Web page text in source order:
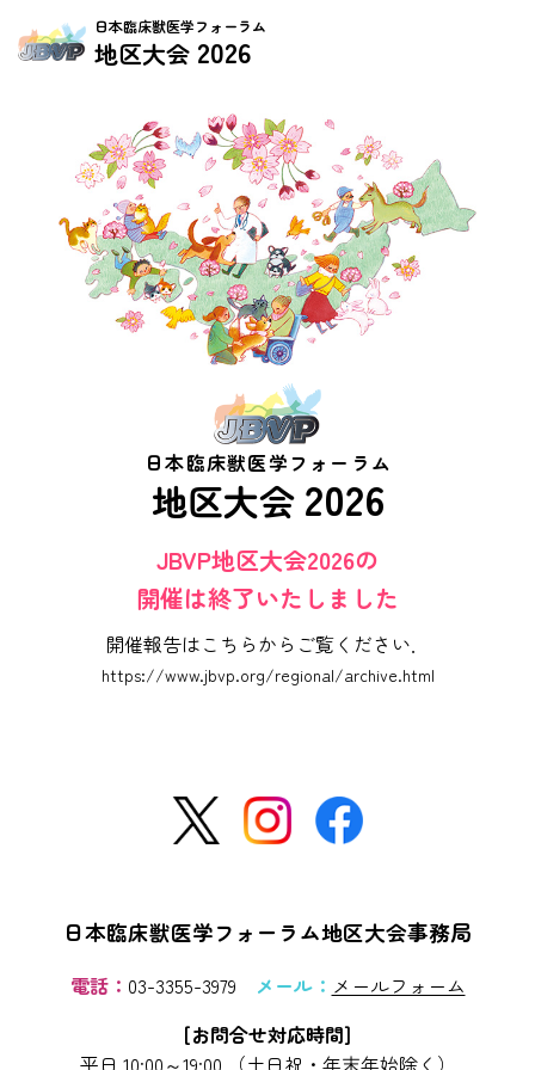
日本臨床獣医学フォーラム
地区大会 2026
日本臨床獣医学フォーラム
地区大会 2026
JBVP地区大会2026の
開催は終了いたしました
開催報告はこちらからご覧ください．
https://www.jbvp.org/regional/archive.html
日本臨床獣医学フォーラム地区大会事務局
電話： 03-3355-3979 メール： メールフォーム
[お問合せ対応時間]
平日 10:00～19:00 （土日祝・年末年始除く）